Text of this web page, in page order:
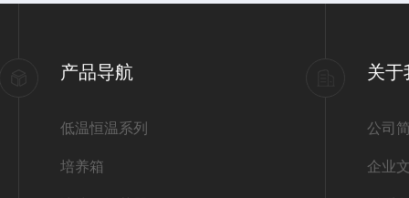
产品导航
低温恒温系列
培养箱
关于
公司
企业